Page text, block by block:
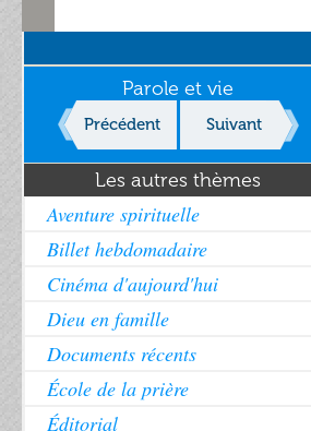
Parole et vie
Précédent Suivant
Les autres thèmes
Aventure spirituelle
Billet hebdomadaire
Cinéma d'aujourd'hui
Dieu en famille
Documents récents
École de la prière
Éditorial